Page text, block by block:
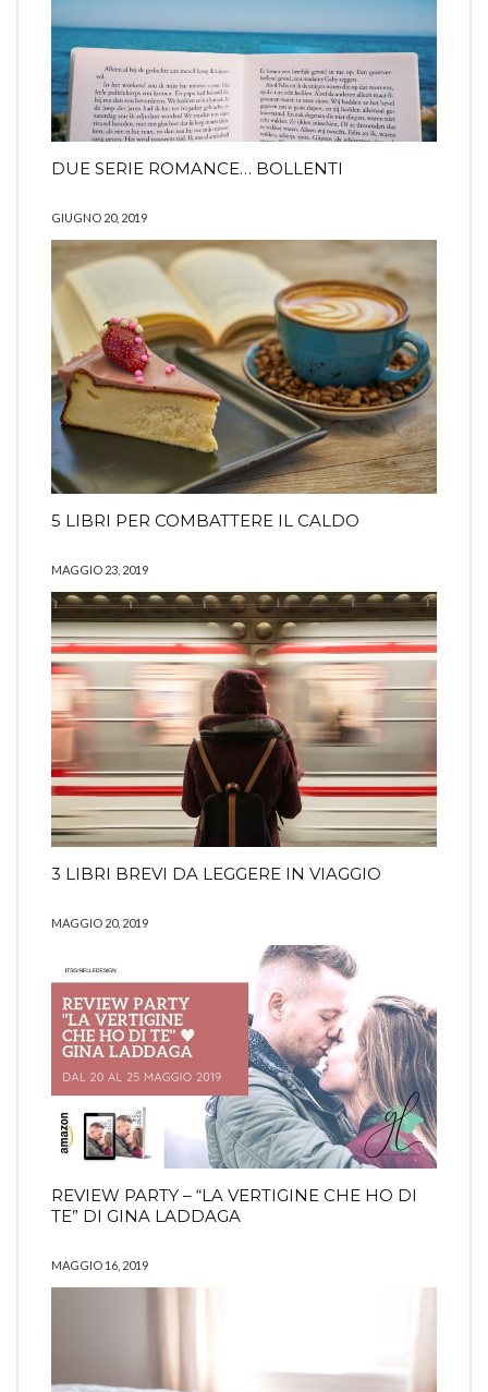
DUE SERIE ROMANCE… BOLLENTI
GIUGNO 20, 2019
5 LIBRI PER COMBATTERE IL CALDO
MAGGIO 23, 2019
3 LIBRI BREVI DA LEGGERE IN VIAGGIO
MAGGIO 20, 2019
REVIEW PARTY – “LA VERTIGINE CHE HO DI
TE” DI GINA LADDAGA
MAGGIO 16, 2019